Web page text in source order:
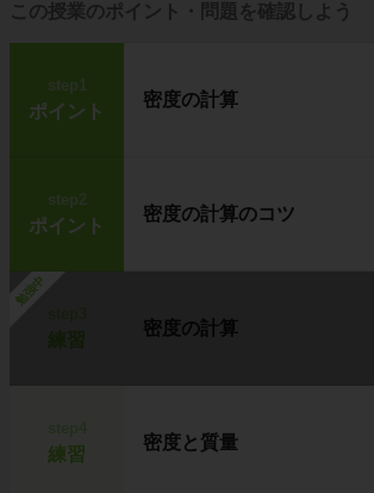
この授業のポイント・問題を確認しよう
step1
ポイント
密度の計算
step2
ポイント
密度の計算のコツ
勉強中
密度の計算
練習
密度と質量